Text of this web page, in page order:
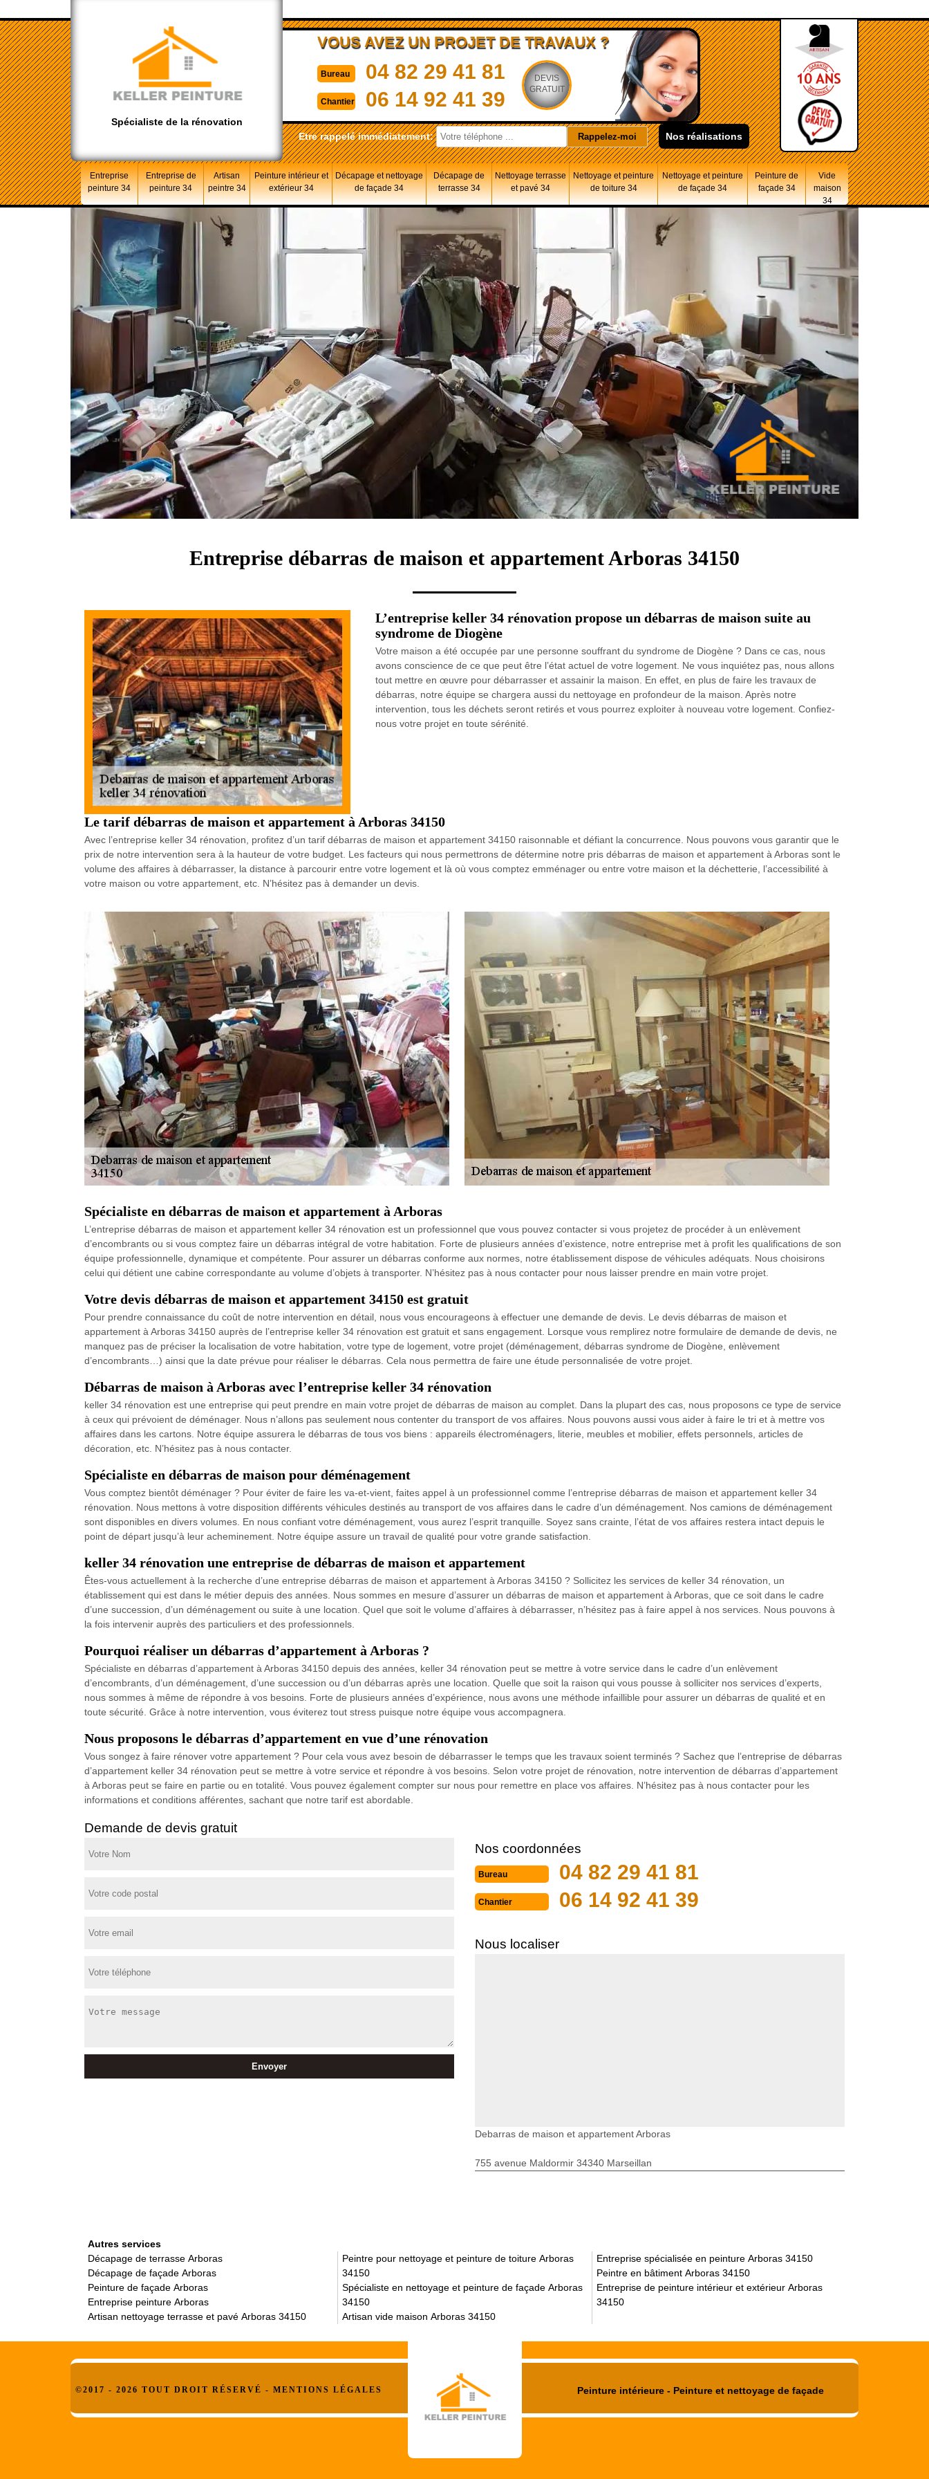
Spécialiste de la rénovation
VOUS AVEZ UN PROJET DE TRAVAUX ?
Bureau 04 82 29 41 81
Chantier 06 14 92 41 39
DEVIS
GRATUIT
Etre rappelé immédiatement: Nos réalisations
Entreprise
peinture 34
Entreprise de
peinture 34
Artisan
peintre 34
Peinture intérieur et
extérieur 34
Décapage et nettoyage
de façade 34
Décapage de
terrasse 34
Nettoyage terrasse
et pavé 34
Nettoyage et peinture
de toiture 34
Nettoyage et peinture
de façade 34
Peinture de
façade 34
Vide
maison
34
Entreprise débarras de maison et appartement Arboras 34150
L’entreprise keller 34 rénovation propose un débarras de maison suite au
syndrome de Diogène
Votre maison a été occupée par une personne souffrant du syndrome de Diogène ? Dans ce cas, nous
avons conscience de ce que peut être l’état actuel de votre logement. Ne vous inquiétez pas, nous allons
tout mettre en œuvre pour débarrasser et assainir la maison. En effet, en plus de faire les travaux de
débarras, notre équipe se chargera aussi du nettoyage en profondeur de la maison. Après notre
intervention, tous les déchets seront retirés et vous pourrez exploiter à nouveau votre logement. Confiez-
nous votre projet en toute sérénité.
Le tarif débarras de maison et appartement à Arboras 34150
Avec l’entreprise keller 34 rénovation, profitez d’un tarif débarras de maison et appartement 34150 raisonnable et défiant la concurrence. Nous pouvons vous garantir que le
prix de notre intervention sera à la hauteur de votre budget. Les facteurs qui nous permettrons de détermine notre pris débarras de maison et appartement à Arboras sont le
volume des affaires à débarrasser, la distance à parcourir entre votre logement et là où vous comptez emménager ou entre votre maison et la déchetterie, l’accessibilité à
votre maison ou votre appartement, etc. N’hésitez pas à demander un devis.
Spécialiste en débarras de maison et appartement à Arboras
L’entreprise débarras de maison et appartement keller 34 rénovation est un professionnel que vous pouvez contacter si vous projetez de procéder à un enlèvement
d’encombrants ou si vous comptez faire un débarras intégral de votre habitation. Forte de plusieurs années d’existence, notre entreprise met à profit les qualifications de son
équipe professionnelle, dynamique et compétente. Pour assurer un débarras conforme aux normes, notre établissement dispose de véhicules adéquats. Nous choisirons
celui qui détient une cabine correspondante au volume d’objets à transporter. N’hésitez pas à nous contacter pour nous laisser prendre en main votre projet.
Votre devis débarras de maison et appartement 34150 est gratuit
Pour prendre connaissance du coût de notre intervention en détail, nous vous encourageons à effectuer une demande de devis. Le devis débarras de maison et
appartement à Arboras 34150 auprès de l’entreprise keller 34 rénovation est gratuit et sans engagement. Lorsque vous remplirez notre formulaire de demande de devis, ne
manquez pas de préciser la localisation de votre habitation, votre type de logement, votre projet (déménagement, débarras syndrome de Diogène, enlèvement
d’encombrants…) ainsi que la date prévue pour réaliser le débarras. Cela nous permettra de faire une étude personnalisée de votre projet.
Débarras de maison à Arboras avec l’entreprise keller 34 rénovation
keller 34 rénovation est une entreprise qui peut prendre en main votre projet de débarras de maison au complet. Dans la plupart des cas, nous proposons ce type de service
à ceux qui prévoient de déménager. Nous n’allons pas seulement nous contenter du transport de vos affaires. Nous pouvons aussi vous aider à faire le tri et à mettre vos
affaires dans les cartons. Notre équipe assurera le débarras de tous vos biens : appareils électroménagers, literie, meubles et mobilier, effets personnels, articles de
décoration, etc. N’hésitez pas à nous contacter.
Spécialiste en débarras de maison pour déménagement
Vous comptez bientôt déménager ? Pour éviter de faire les va-et-vient, faites appel à un professionnel comme l’entreprise débarras de maison et appartement keller 34
rénovation. Nous mettons à votre disposition différents véhicules destinés au transport de vos affaires dans le cadre d’un déménagement. Nos camions de déménagement
sont disponibles en divers volumes. En nous confiant votre déménagement, vous aurez l’esprit tranquille. Soyez sans crainte, l’état de vos affaires restera intact depuis le
point de départ jusqu’à leur acheminement. Notre équipe assure un travail de qualité pour votre grande satisfaction.
keller 34 rénovation une entreprise de débarras de maison et appartement
Êtes-vous actuellement à la recherche d’une entreprise débarras de maison et appartement à Arboras 34150 ? Sollicitez les services de keller 34 rénovation, un
établissement qui est dans le métier depuis des années. Nous sommes en mesure d’assurer un débarras de maison et appartement à Arboras, que ce soit dans le cadre
d’une succession, d’un déménagement ou suite à une location. Quel que soit le volume d’affaires à débarrasser, n’hésitez pas à faire appel à nos services. Nous pouvons à
la fois intervenir auprès des particuliers et des professionnels.
Pourquoi réaliser un débarras d’appartement à Arboras ?
Spécialiste en débarras d’appartement à Arboras 34150 depuis des années, keller 34 rénovation peut se mettre à votre service dans le cadre d’un enlèvement
d’encombrants, d’un déménagement, d’une succession ou d’un débarras après une location. Quelle que soit la raison qui vous pousse à solliciter nos services d’experts,
nous sommes à même de répondre à vos besoins. Forte de plusieurs années d’expérience, nous avons une méthode infaillible pour assurer un débarras de qualité et en
toute sécurité. Grâce à notre intervention, vous éviterez tout stress puisque notre équipe vous accompagnera.
Nous proposons le débarras d’appartement en vue d’une rénovation
Vous songez à faire rénover votre appartement ? Pour cela vous avez besoin de débarrasser le temps que les travaux soient terminés ? Sachez que l’entreprise de débarras
d’appartement keller 34 rénovation peut se mettre à votre service et répondre à vos besoins. Selon votre projet de rénovation, notre intervention de débarras d’appartement
à Arboras peut se faire en partie ou en totalité. Vous pouvez également compter sur nous pour remettre en place vos affaires. N’hésitez pas à nous contacter pour les
informations et conditions afférentes, sachant que notre tarif est abordable.
Demande de devis gratuit
Nos coordonnées
Bureau 04 82 29 41 81
Chantier 06 14 92 41 39
Nous localiser
Debarras de maison et appartement Arboras
755 avenue Maldormir 34340 Marseillan
Autres services
Décapage de terrasse Arboras
Décapage de façade Arboras
Peinture de façade Arboras
Entreprise peinture Arboras
Artisan nettoyage terrasse et pavé Arboras 34150
Peintre pour nettoyage et peinture de toiture Arboras
34150
Spécialiste en nettoyage et peinture de façade Arboras
34150
Artisan vide maison Arboras 34150
Entreprise spécialisée en peinture Arboras 34150
Peintre en bâtiment Arboras 34150
Entreprise de peinture intérieur et extérieur Arboras
34150
©2017 - 2026 TOUT DROIT RÉSERVÉ - MENTIONS LÉGALES Peinture intérieure - Peinture et nettoyage de façade